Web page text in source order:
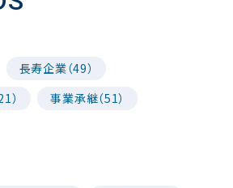
長寿企業（49）
）
事業承継（51）